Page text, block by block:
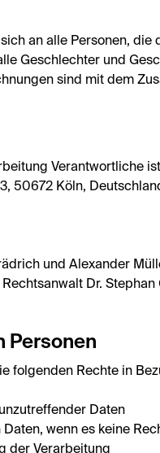
an alle Personen,
Geschlechter und
sind mit dem
Verantwortliche
50672 Köln,
und Alexander
Dr. Stephan
Personen
folgenden Rechte in
Daten
Daten, wenn es keine
der Verarbeitung